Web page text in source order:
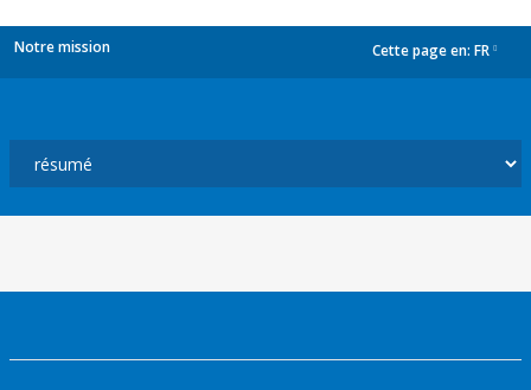
Notre mission Cette page en: FR